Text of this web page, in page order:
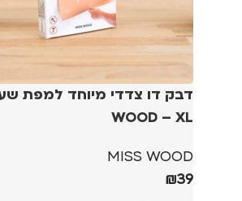
WOOD – XL
MISS WOOD
₪39